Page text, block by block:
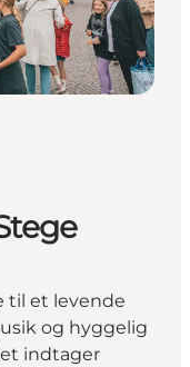
til et levende
og hyggelig
indtager